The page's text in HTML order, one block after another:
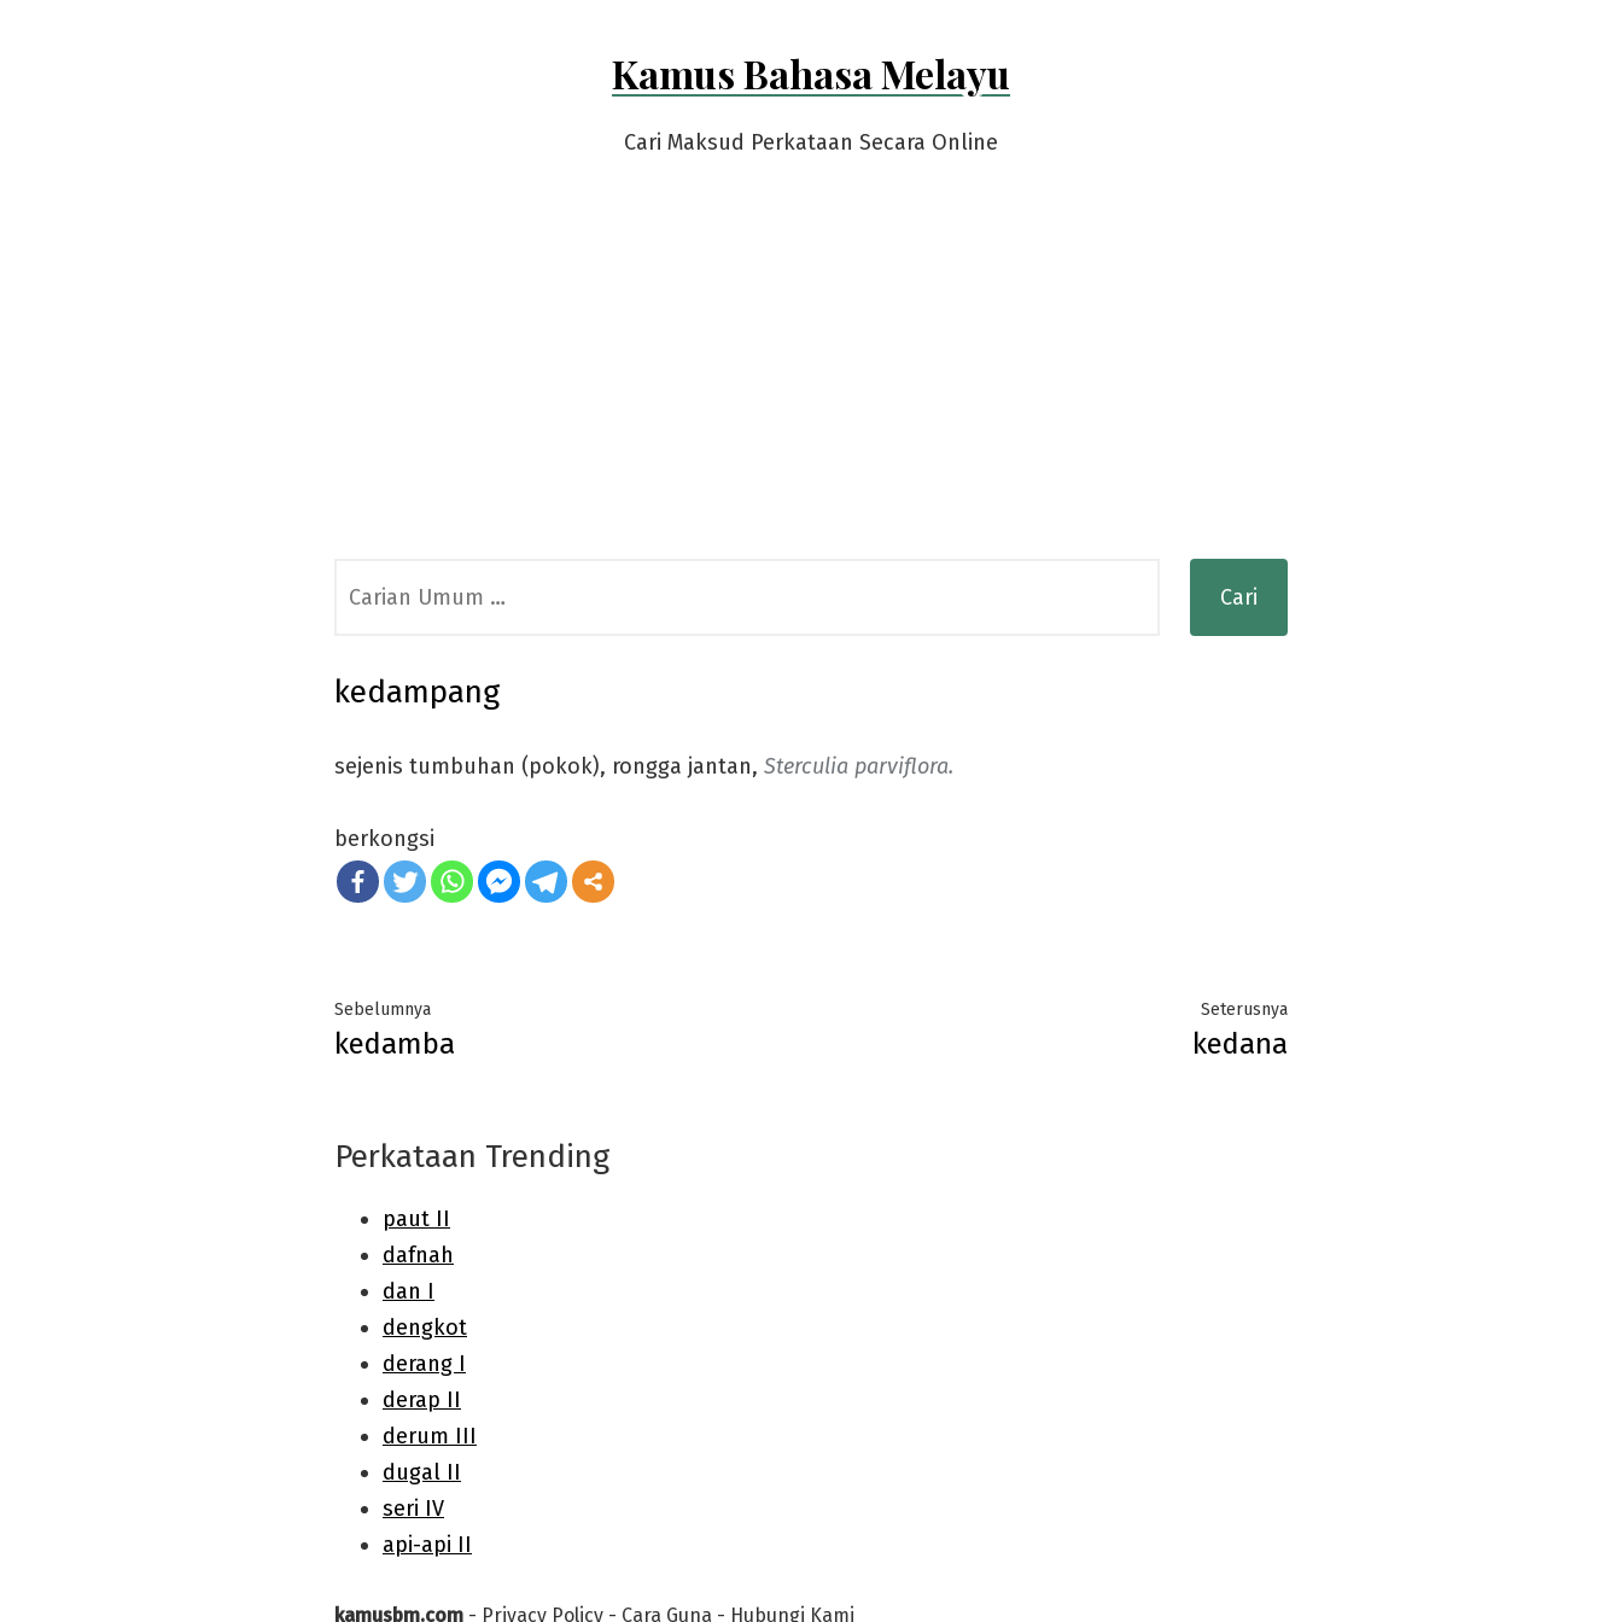
Kamus Bahasa Melayu
Cari Maksud Perkataan Secara Online
for:
kedampang
sejenis tumbuhan (pokok), rongga jantan, Sterculia parviflora.
berkongsi
Post
navigation
SebelumnyaPrevious
post:
kedamba
SeterusnyaNext
kedana
Perkataan Trending
kamusbm.com - Privacy Policy - Cara Guna - Hubungi Kami